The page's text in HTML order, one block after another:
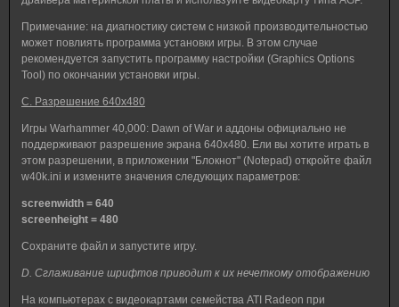
Примечание: на диагностику систем с низкой производительностью
может повлиять программа установки игры. В этом случае
рекомендуется запустить программу настройки (Graphics Options
Tool) по окончании установки игры.
C. Разрешение 640x480
Игры Warhammer 40,000: Dawn of War и аддоны официально не
поддерживают разрешение экрана 640x480. Ели вы хотите играть в
этом разрешении, в приложении "Блокнот" (Notepad) откройте файл
w40k.ini и измените значения следующих параметров:
screenwidth = 640
screenheight = 480
Сохраните файл и запустите игру.
D. Сглаживание шрифтов приводит к их нечеткому отображению
На компьютерах с видеокартами семейства ATI Radeon при